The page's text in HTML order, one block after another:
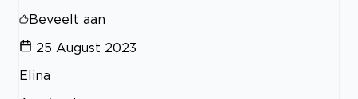
Beveelt aan
25 August 2023
Elina